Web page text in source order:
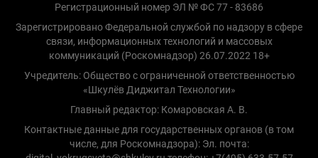
Регистрационный номер ЭЛ № ФС 77 - 83686
Зарегистрировано Федеральной службой по надзору в сфере
связи, информационных технологий и массовых
коммуникаций (Роскомнадзор) 26.07.2022 18+
Учредитель: Общество с ограниченной ответственностью
«Шкулёв Диджитал Технологии»
Главный редактор: Комаровская А. В.
Контактные данные для государственных органов (в том
числе, для Роскомнадзора): Эл. почта: